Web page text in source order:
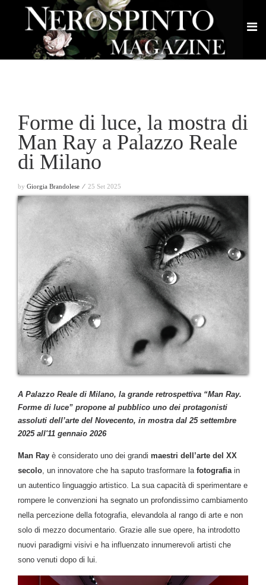
Forme di luce, la mostra di
Man Ray a Palazzo Reale
di Milano
by Giorgia Brandolese ⁄ 25 Set 2025
A Palazzo Reale di Milano, la grande retrospettiva “Man Ray.
Forme di luce” propone al pubblico uno dei protagonisti
assoluti dell’arte del Novecento, in mostra dal 25 settembre
2025 all'11 gennaio 2026
Man Ray è considerato uno dei grandi maestri dell’arte del XX
secolo , un innovatore che ha saputo trasformare la fotografia in
un autentico linguaggio artistico. La sua capacità di sperimentare e
rompere le convenzioni ha segnato un profondissimo cambiamento
nella percezione della fotografia, elevandola al rango di arte e non
solo di mezzo documentario. Grazie alle sue opere, ha introdotto
nuovi paradigmi visivi e ha influenzato innumerevoli artisti che
sono venuti dopo di lui.